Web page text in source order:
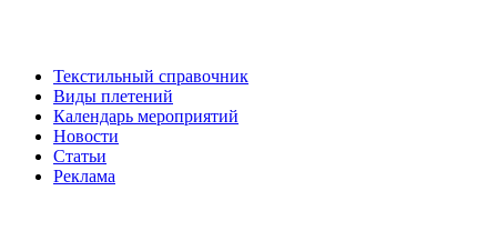
Текстильный справочник
Виды плетений
Календарь мероприятий
Новости
Статьи
Реклама